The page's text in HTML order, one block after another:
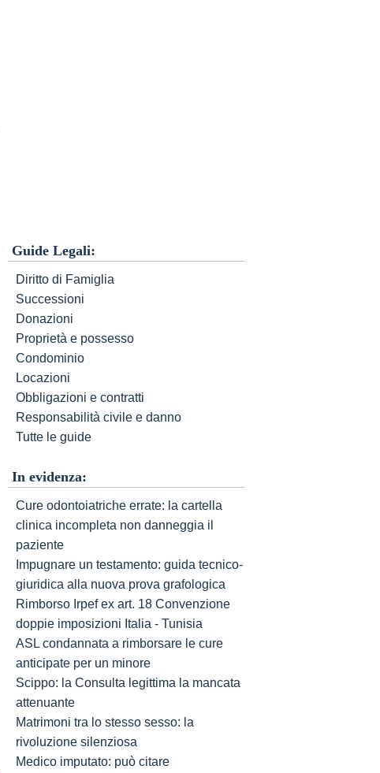
Guide Legali:
Diritto di Famiglia
Successioni
Donazioni
Proprietà e possesso
Condominio
Locazioni
Obbligazioni e contratti
Responsabilità civile e danno
Tutte le guide
In evidenza:
Cure odontoiatriche errate: la cartella
clinica incompleta non danneggia il
paziente
Impugnare un testamento: guida tecnico-
giuridica alla nuova prova grafologica
Rimborso Irpef ex art. 18 Convenzione
doppie imposizioni Italia - Tunisia
ASL condannata a rimborsare le cure
anticipate per un minore
Scippo: la Consulta legittima la mancata
attenuante
Matrimoni tra lo stesso sesso: la
rivoluzione silenziosa
Medico imputato: può citare